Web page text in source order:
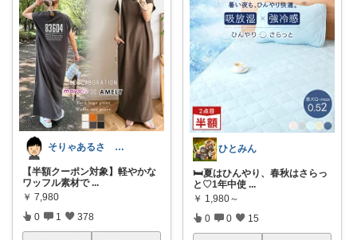
そりゃあるさ X@soryaarusa
【半額クーポン対象】軽やかな
ワッフル素材で ...
￥ 7,980
0 1 378
ひとみん
🛏️夏はひんやり、春秋はさらっ
と♡1年中使 ...
￥ 1,980～
0 0 15